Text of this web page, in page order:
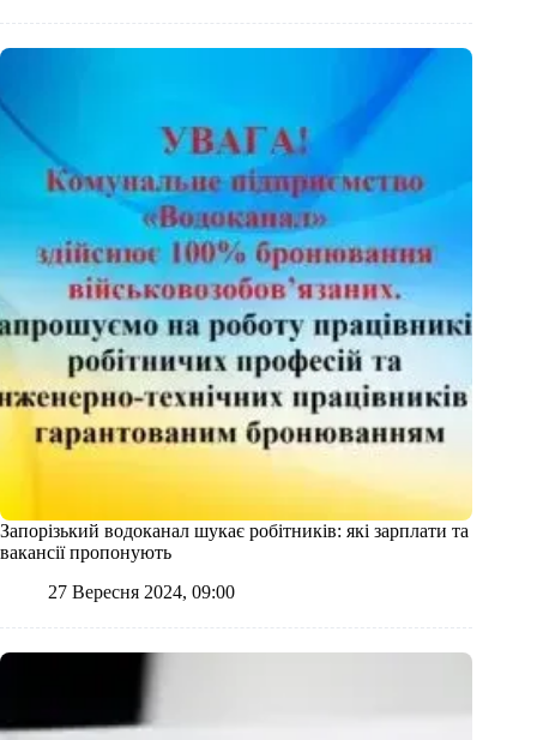
Запорізький водоканал шукає робітників: які зарплати та
вакансії пропонують
27 Вересня 2024, 09:00